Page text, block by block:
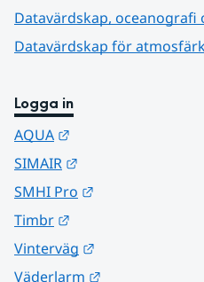
Datavärdskap,
Datavärdskap för
Logga in
AQUA
SIMAIR
SMHI Pro
Timbr
Vinterväg
Väderlarm